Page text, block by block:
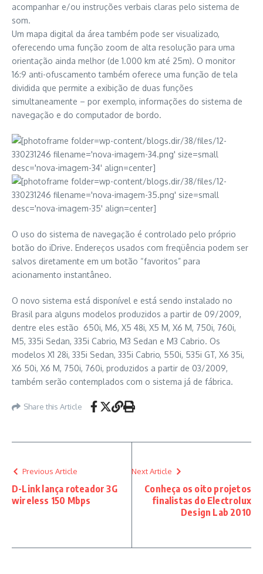
acompanhar e/ou instruções verbais claras pelo sistema de
som.
Um mapa digital da área também pode ser visualizado,
oferecendo uma função zoom de alta resolução para uma
orientação ainda melhor (de 1.000 km até 25m). O monitor
16:9 anti-ofuscamento também oferece uma função de tela
dividida que permite a exibição de duas funções
simultaneamente – por exemplo, informações do sistema de
navegação e do computador de bordo.
O uso do sistema de navegação é controlado pelo próprio
botão do iDrive. Endereços usados com freqüência podem ser
salvos diretamente em um botão “favoritos” para
acionamento instantâneo.
O novo sistema está disponível e está sendo instalado no
Brasil para alguns modelos produzidos a partir de 09/2009,
dentre eles estão 650i, M6, X5 48i, X5 M, X6 M, 750i, 760i,
M5, 335i Sedan, 335i Cabrio, M3 Sedan e M3 Cabrio. Os
modelos X1 28i, 335i Sedan, 335i Cabrio, 550i, 535i GT, X6 35i,
X6 50i, X6 M, 750i, 760i, produzidos a partir de 03/2009,
também serão contemplados com o sistema já de fábrica.
Share this Article
Previous Article
D-Link lança roteador 3G
wireless 150 Mbps
Next Article
Conheça os oito projetos
finalistas do Electrolux
Design Lab 2010